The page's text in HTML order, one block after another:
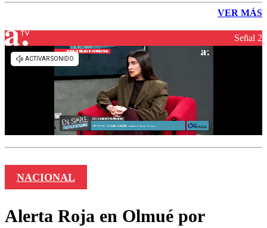
VER MÁS
Señal 2
NACIONAL
Alerta Roja en Olmué por